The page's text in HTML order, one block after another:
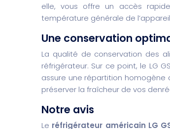
elle, vous offre un accès
température générale de
Une conservation
La qualité de conservation des
réfrigérateur. Sur ce point, le LG
assure une répartition
préserver la fraîcheur de vos
Notre avis
Le réfrigérateur américain LG